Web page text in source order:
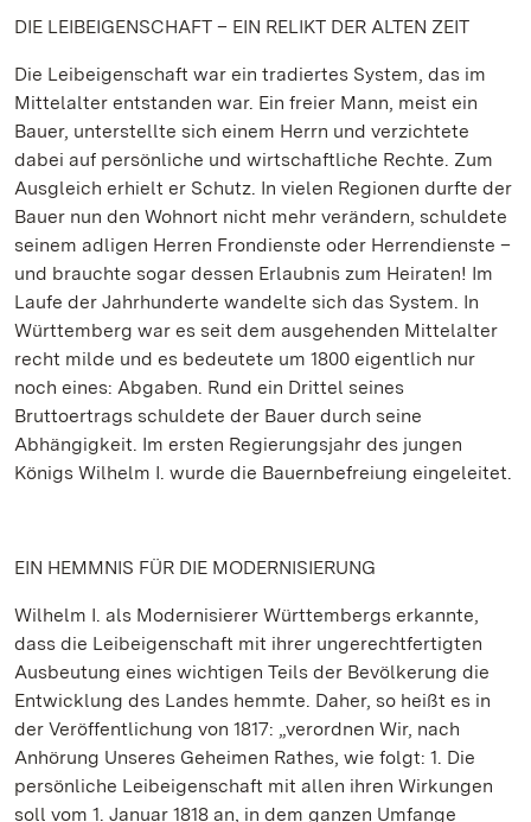
DIE LEIBEIGENSCHAFT – EIN RELIKT DER ALTEN ZEIT
Die Leibeigenschaft war ein tradiertes System, das im
Mittelalter entstanden war. Ein freier Mann, meist ein
Bauer, unterstellte sich einem Herrn und verzichtete
dabei auf persönliche und wirtschaftliche Rechte. Zum
Ausgleich erhielt er Schutz. In vielen Regionen durfte der
Bauer nun den Wohnort nicht mehr verändern, schuldete
seinem adligen Herren Frondienste oder Herrendienste –
und brauchte sogar dessen Erlaubnis zum Heiraten! Im
Laufe der Jahrhunderte wandelte sich das System. In
Württemberg war es seit dem ausgehenden Mittelalter
recht milde und es bedeutete um 1800 eigentlich nur
noch eines: Abgaben. Rund ein Drittel seines
Bruttoertrags schuldete der Bauer durch seine
Abhängigkeit. Im ersten Regierungsjahr des jungen
Königs Wilhelm I. wurde die Bauernbefreiung eingeleitet.
EIN HEMMNIS FÜR DIE MODERNISIERUNG
Wilhelm I. als Modernisierer Württembergs erkannte,
dass die Leibeigenschaft mit ihrer ungerechtfertigten
Ausbeutung eines wichtigen Teils der Bevölkerung die
Entwicklung des Landes hemmte. Daher, so heißt es in
der Veröffentlichung von 1817: „verordnen Wir, nach
Anhörung Unseres Geheimen Rathes, wie folgt: 1. Die
persönliche Leibeigenschaft mit allen ihren Wirkungen
soll vom 1. Januar 1818 an, in dem ganzen Umfange